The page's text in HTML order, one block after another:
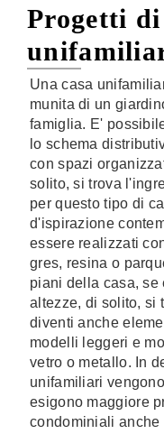
Progetti di
Una casa
munita di un
famiglia. E'
lo schema
con spazi
solito, si trova
per questo tipo di
d'ispirazione
essere realizzati
gres, resina o
piani della casa, se
altezze, di solito, si
diventi anche
modelli leggeri e
vetro o metallo. In
unifamiliari
esigono maggiore
condominiali anche